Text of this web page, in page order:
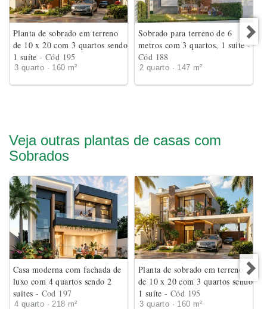
Planta de sobrado em terreno
de 10 x 20 com 3 quartos sendo
1 suíte- Cód 195
3 quarto · 160 m²
Sobrado para terreno de 6
metros com 3 quartos, 1 suite-
Cód 188
2 quarto · 147 m²
Veja outras plantas de casas com
Sobrados
Casa moderna com fachada de
luxo com 4 quartos sendo 2
suites - Cod 197
4 quarto · 218 m²
Planta de sobrado em terreno
de 10 x 20 com 3 quartos sendo
1 suíte- Cód 195
3 quarto · 160 m²